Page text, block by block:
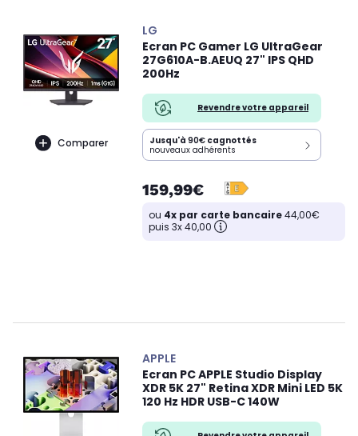
Comparer
LG
Ecran PC Gamer LG UltraGear
27G610A-B.AEUQ 27" IPS QHD
200Hz
Revendre votre appareil
Jusqu'à 90€ cagnottés
nouveaux adhérents
159,99€
ou 4x par carte bancaire44,00€
puis 3x 40,00
APPLE
Ecran PC APPLE Studio Display
XDR 5K 27" Retina XDR Mini LED 5K
120 Hz HDR USB-C 140W